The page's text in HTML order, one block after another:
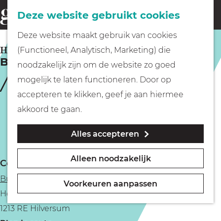
Deze website gebruikt cookies
Deze website maakt gebruik van cookies
(Functioneel, Analytisch, Marketing) die
noodzakelijk zijn om de website zo goed
mogelijk te laten functioneren. Door op
accepteren te klikken, geef je aan hiermee
akkoord te gaan.
Alles accepteren
Alleen noodzakelijk
Voorkeuren aanpassen
G
a
n
a
o
m
e
p
Fietsen
Wandelen
Geocachen
Naar het museum
o
e
k
e
n
Bosbios
HILVERSUM
Contact
Buitenplaats De Hoorneboeg
Hoorneboeg 5
1213 RE Hilversum